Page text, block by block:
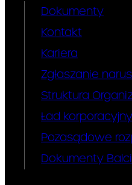
Dokumenty
Kontakt
Kariera
Zgłaszanie
Struktura
Ład korporacyjny
Pozasądowe
Dokumenty